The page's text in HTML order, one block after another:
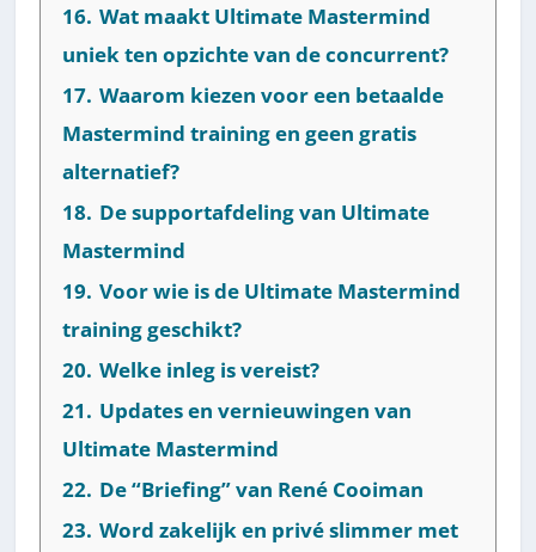
16. Wat maakt Ultimate Mastermind
uniek ten opzichte van de concurrent?
17. Waarom kiezen voor een betaalde
Mastermind training en geen gratis
alternatief?
18. De supportafdeling van Ultimate
Mastermind
19. Voor wie is de Ultimate Mastermind
training geschikt?
20. Welke inleg is vereist?
21. Updates en vernieuwingen van
Ultimate Mastermind
22. De “Briefing” van René Cooiman
23. Word zakelijk en privé slimmer met